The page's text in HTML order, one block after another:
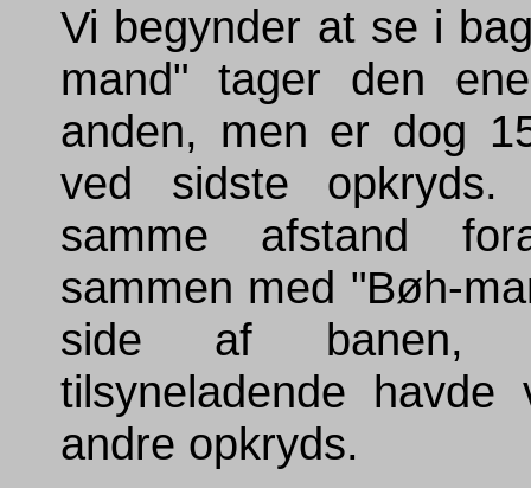
Vi begynder at se i
mand" tager den
anden, men er dog
ved sidste
samme afstand
sammen med "Bøh-
side af banen,
tilsyneladende
andre opkryds.